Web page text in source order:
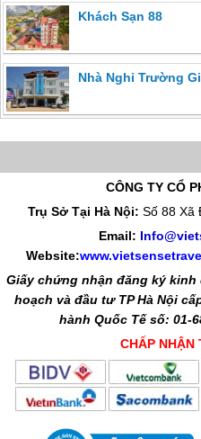
Khách Sạn 88
Nhà Nghỉ Trường
CÔNG TY CỔ
Trụ Sở Tại Hà Nội: Số 88 Xã
Email:
Website:
Giấy chứng nhận đăng ký kinh
hoạch và đầu tư TP Hà Nội
hành Quốc Tế số: 01-
CHẤP NHẬN